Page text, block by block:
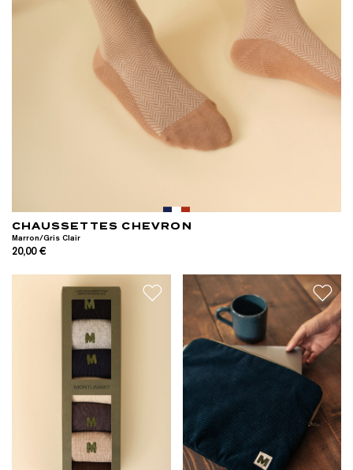
CHAUSSETTES CHEVRON
Marron/Gris Clair
20,00 €